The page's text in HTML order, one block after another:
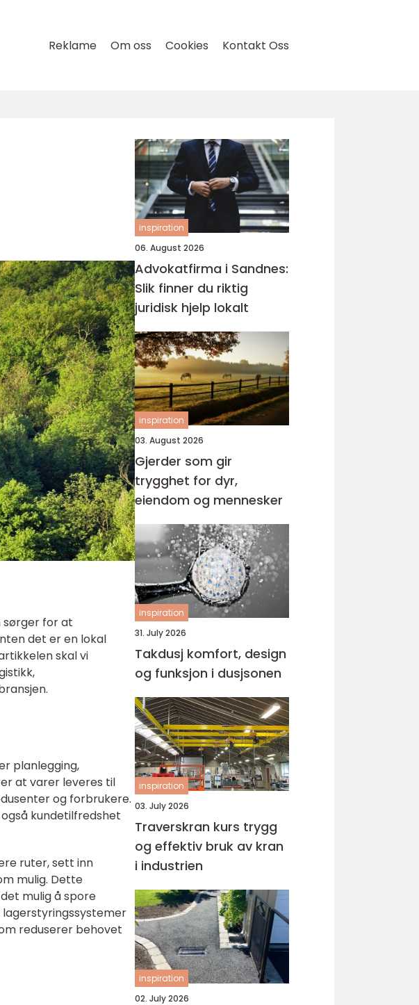
Reklame Om oss Cookies Kontakt Oss
sørger for at
det er en lokal
skal vi
planlegging,
at varer leveres til
og forbrukere.
kundetilfredshet
ruter, sett inn
mulig. Dette
mulig å spore
lagerstyringssystemer
reduserer behovet
inspiration
06. August 2026
Advokatfirma i Sandnes:
Slik finner du riktig
juridisk hjelp lokalt
inspiration
03. August 2026
Gjerder som gir
trygghet for dyr,
eiendom og mennesker
inspiration
31. July 2026
Takdusj komfort, design
og funksjon i dusjsonen
inspiration
03. July 2026
Traverskran kurs trygg
og effektiv bruk av kran
i industrien
inspiration
02. July 2026